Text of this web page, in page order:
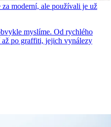
moderní, ale používali je už
myslíme. Od rychlého
až po graffiti, jejich vynálezy